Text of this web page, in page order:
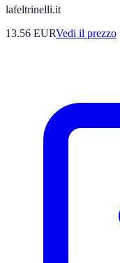
lafeltrinelli.it
13.56 EURVedi il prezzo